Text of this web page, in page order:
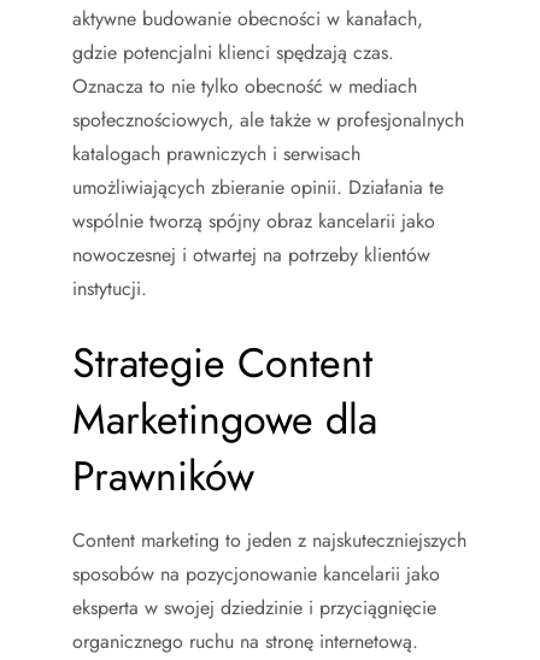
aktywne budowanie obecności w kanałach,
gdzie potencjalni klienci spędzają czas.
Oznacza to nie tylko obecność w mediach
społecznościowych, ale także w profesjonalnych
katalogach prawniczych i serwisach
umożliwiających zbieranie opinii. Działania te
wspólnie tworzą spójny obraz kancelarii jako
nowoczesnej i otwartej na potrzeby klientów
instytucji.
Strategie Content
Marketingowe dla
Prawników
Content marketing to jeden z najskuteczniejszych
sposobów na pozycjonowanie kancelarii jako
eksperta w swojej dziedzinie i przyciągnięcie
organicznego ruchu na stronę internetową.